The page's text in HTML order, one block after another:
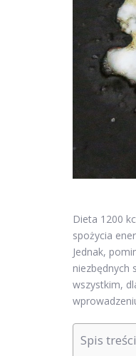
Dieta 1200
spożycia
Jednak,
niezbędnych
wszystkim,
Spis treści